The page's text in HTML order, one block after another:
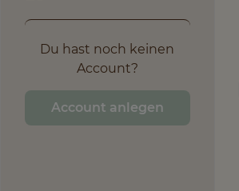
Du hast noch keinen
Account?
Account anlegen